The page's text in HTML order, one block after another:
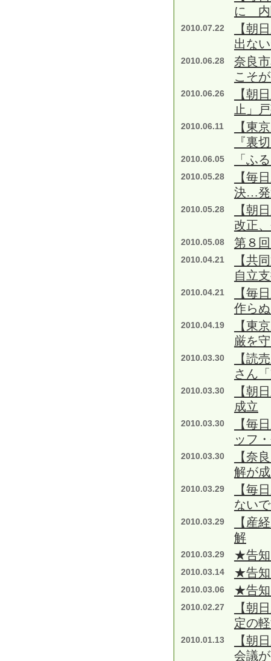
に 内
2010.07.22
【朝
出な
2010.06.28
奈良
こそ
2010.06.26
【朝
止」
2010.06.11
【東
『裏
2010.06.05 「ふ
2010.05.28
【毎
決…発
2010.05.28
【朝
改正
2010.05.08 第８
2010.04.21
【共
自立
2010.04.21
【毎
作ら
2010.04.19
【東
厳を
2010.03.30
【読
さん
2010.03.30
【朝
成立
2010.03.30
【毎
ッフ
2010.03.30
【奈
解が
2010.03.29
【毎
ない
2010.03.29
【産
解
2010.03.29 ★告
2010.03.14 ★告
2010.03.06 ★告
2010.02.27
【朝
定の
2010.01.13
【朝
会議